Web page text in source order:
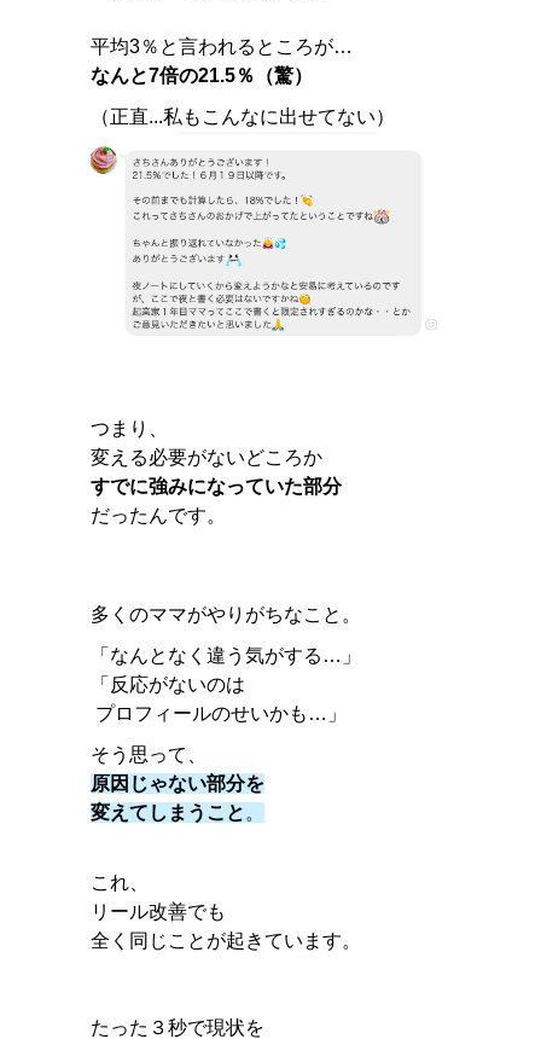
平均3％と言われるところが…
なんと7倍の21.5％（驚）
（正直...私もこんなに出せてない）
つまり、
変える必要がないどころか
すでに強みになっていた部分
だったんです。
多くのママがやりがちなこと。
「なんとなく違う気がする…」
「反応がないのは
プロフィールのせいかも…」
そう思って、
原因じゃない部分を
変えてしまうこと 。
これ、
リール改善でも
全く同じことが起きています。
たった３秒で現状を